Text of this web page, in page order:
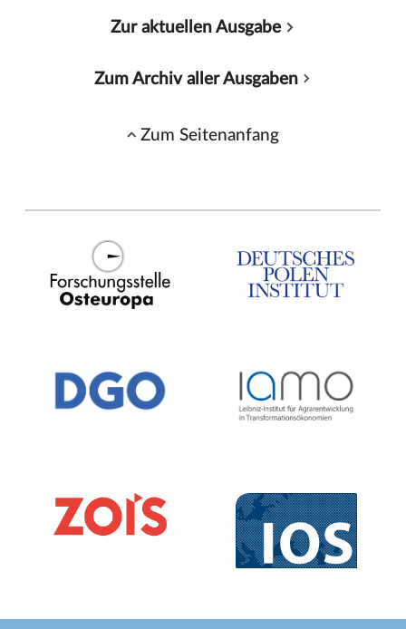
Zur aktuellen Ausgabe
Zum Archiv aller Ausgaben
Zum Seitenanfang